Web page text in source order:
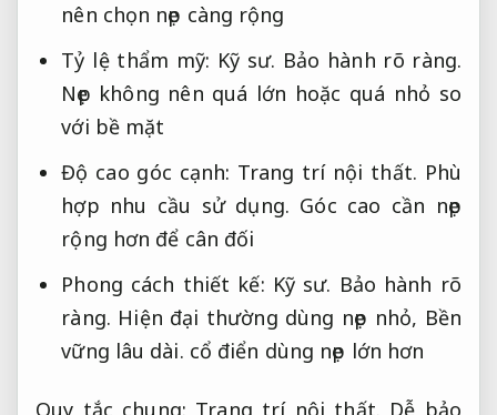
nên chọn nẹp càng rộng
Tỷ lệ thẩm mỹ: Kỹ sư. Bảo hành rõ ràng.
Nẹp không nên quá lớn hoặc quá nhỏ so
với bề mặt
Độ cao góc cạnh: Trang trí nội thất. Phù
hợp nhu cầu sử dụng. Góc cao cần nẹp
rộng hơn để cân đối
Phong cách thiết kế: Kỹ sư. Bảo hành rõ
ràng. Hiện đại thường dùng nẹp nhỏ, Bền
vững lâu dài. cổ điển dùng nẹp lớn hơn
Quy tắc chung: Trang trí nội thất. Dễ bảo